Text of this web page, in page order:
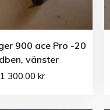
900 ace Pro -20
vänster
1 300.00kr